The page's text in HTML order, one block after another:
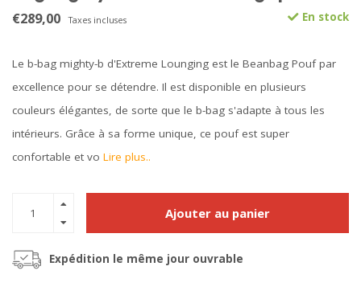
€289,00 Taxes incluses En stock
Le b-bag mighty-b d'Extreme Lounging est le Beanbag Pouf par
excellence pour se détendre. Il est disponible en plusieurs
couleurs élégantes, de sorte que le b-bag s'adapte à tous les
intérieurs. Grâce à sa forme unique, ce pouf est super
confortable et vo Lire plus..
Ajouter au panier
Expédition le même jour ouvrable